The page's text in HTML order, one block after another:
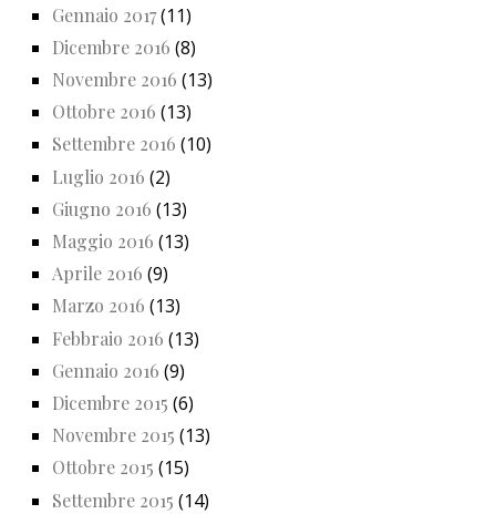
Gennaio 2017(11)
Dicembre 2016 (8)
Novembre 2016 (13)
Ottobre 2016 (13)
Settembre 2016 (10)
Luglio 2016 (2)
Giugno 2016 (13)
Maggio 2016 (13)
Aprile 2016 (9)
Marzo 2016 (13)
Febbraio 2016 (13)
Gennaio 2016 (9)
Dicembre 2015 (6)
Novembre 2015 (13)
Ottobre 2015 (15)
Settembre 2015 (14)